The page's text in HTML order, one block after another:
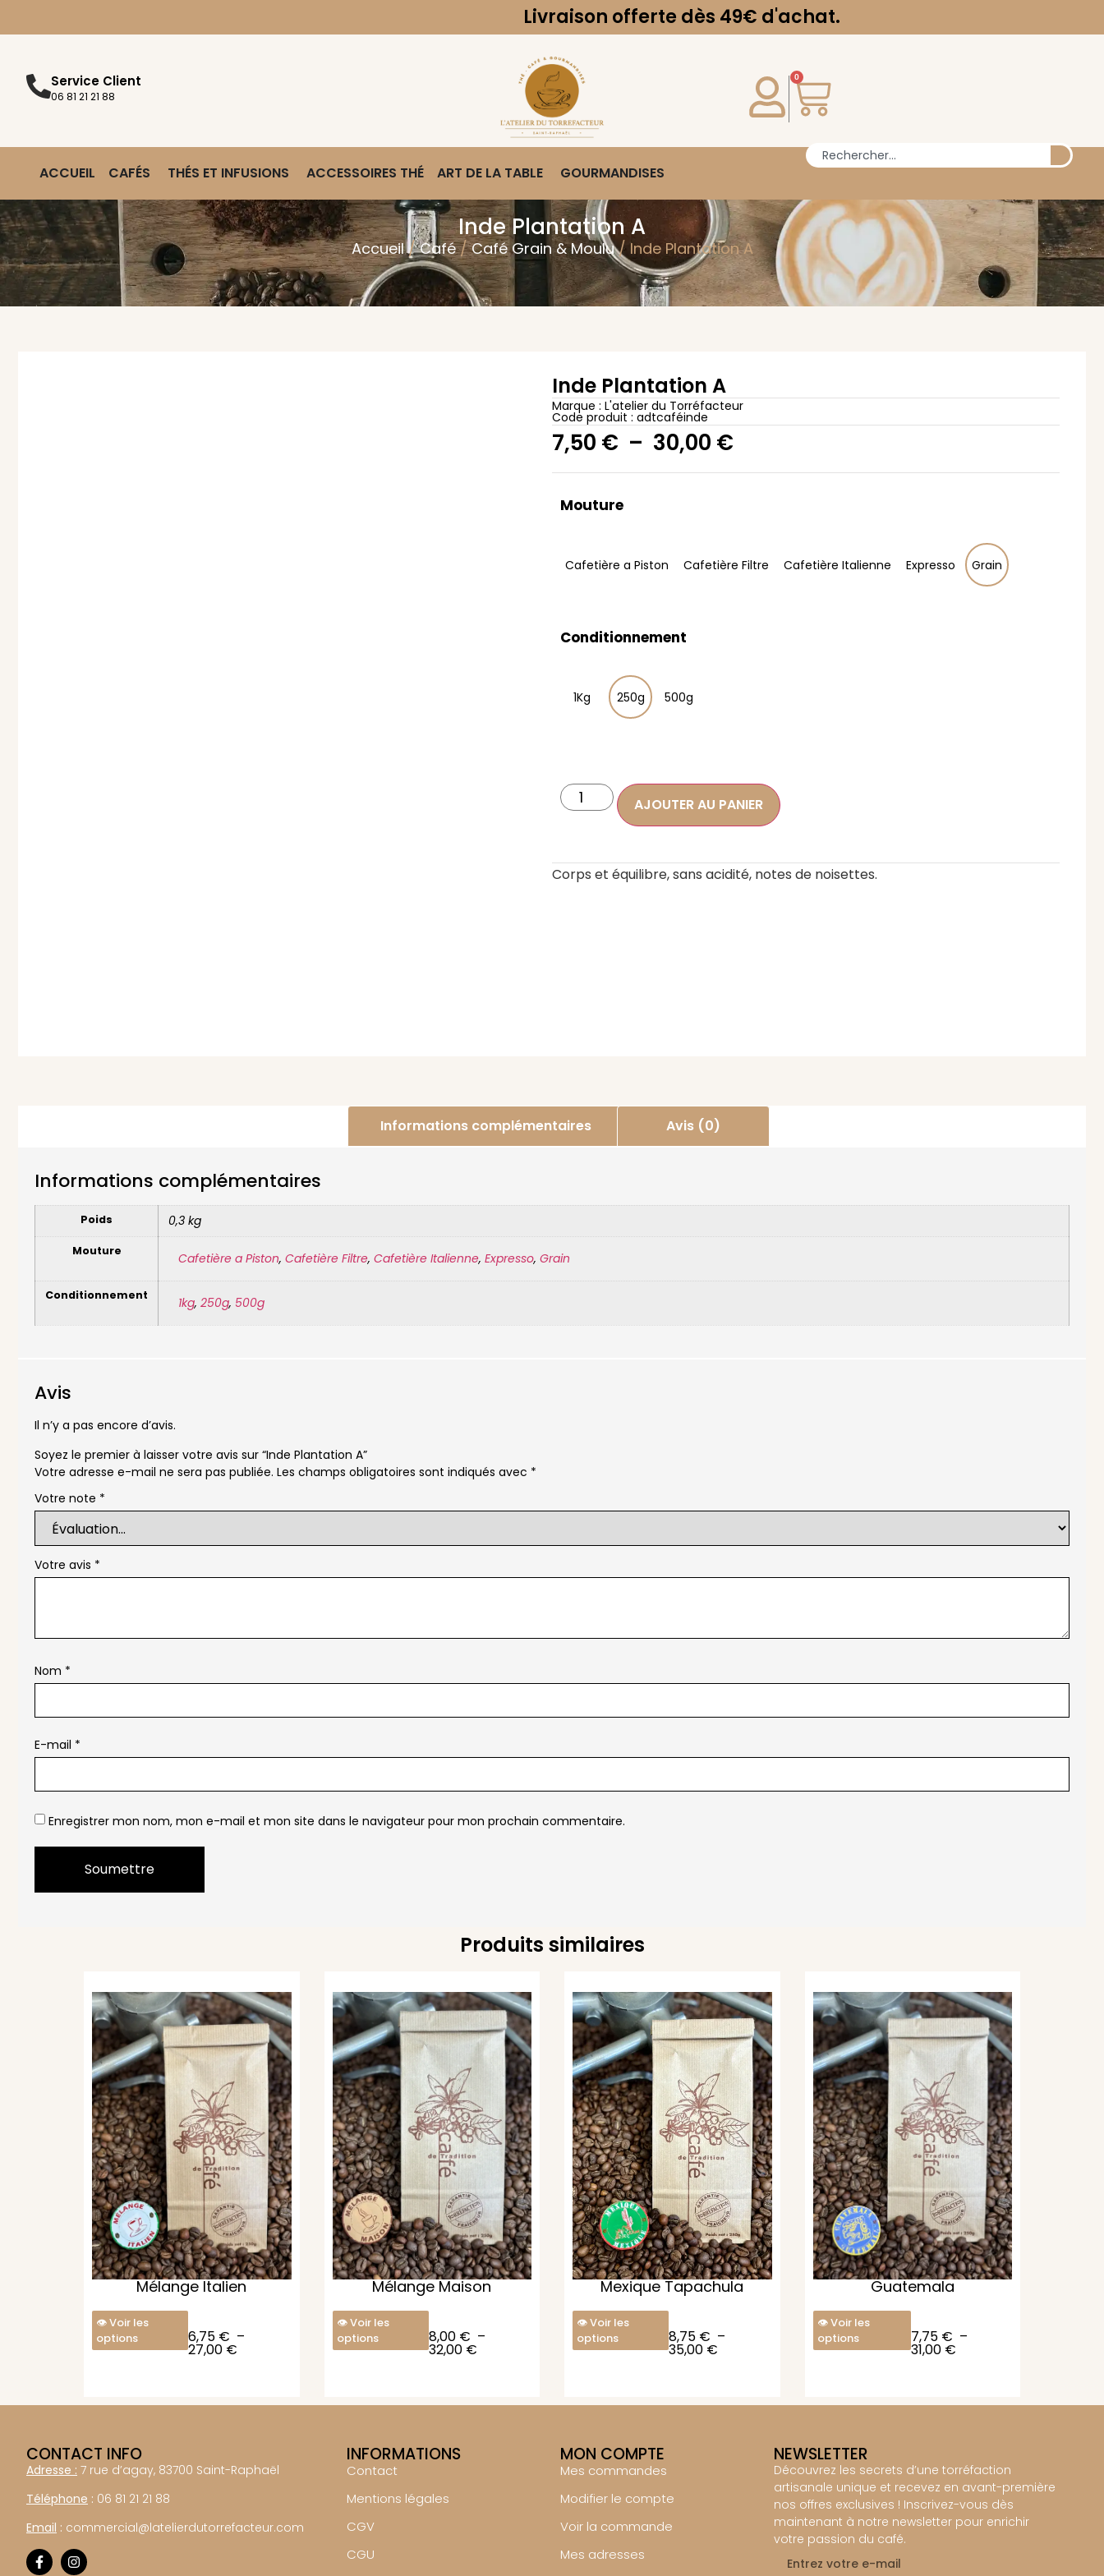
Livraison offerte dès 49€ d'achat.
Service Client
06 81 21 21 88
0
ACCUEIL CAFÉS THÉS ET INFUSIONS ACCESSOIRES THÉ ART DE LA TABLE GOURMANDISES
Inde Plantation A
Accueil/Café/Café Grain & Moulu/ Inde Plantation A
Inde Plantation A
Marque : L'atelier du Torréfacteur
Code produit : adtcaféinde
7,50 € – 30,00 €
Mouture
Cafetière a Piston Cafetière Filtre Cafetière Italienne Expresso Grain
Conditionnement
1Kg 250g 500g
AJOUTER AU PANIER
Corps et équilibre, sans acidité, notes de noisettes.
Informations complémentaires Avis (0)
Informations complémentaires
Poids 0,3 kg
Mouture Cafetière a Piston, Cafetière Filtre, Cafetière Italienne, Expresso, Grain
Conditionnement 1kg, 250g, 500g
Avis
Il n’y a pas encore d’avis.
Soyez le premier à laisser votre avis sur “Inde Plantation A”
Votre adresse e-mail ne sera pas publiée. Les champs obligatoires sont indiqués avec *
Votre note *
Votre avis *
Nom *
E-mail *
Enregistrer mon nom, mon e-mail et mon site dans le navigateur pour mon prochain commentaire.
Produits similaires
Mélange Italien
Voir les
options
6,75 € –
27,00 €
Mélange Maison
Voir les
options
8,00 € –
32,00 €
Mexique Tapachula
Voir les
options
8,75 € –
35,00 €
Guatemala
Voir les
options
7,75 € –
31,00 €
CONTACT INFO
Adresse : 7 rue d’agay, 83700 Saint-Raphaël
Téléphone : 06 81 21 21 88
Email : commercial@latelierdutorrefacteur.com
INFORMATIONS
Contact
Mentions légales
CGV
CGU
MON COMPTE
Mes commandes
Modifier le compte
Voir la commande
Mes adresses
NEWSLETTER
Découvrez les secrets d’une torréfaction
artisanale unique et recevez en avant-première
nos offres exclusives ! Inscrivez-vous dès
maintenant à notre newsletter pour enrichir
votre passion du café.